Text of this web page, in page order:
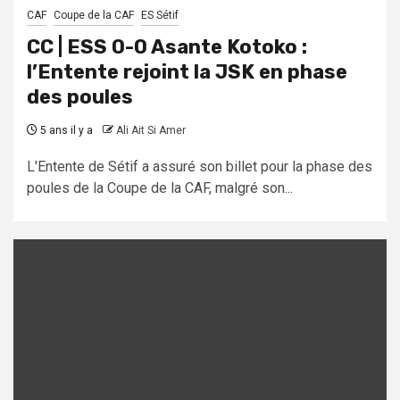
CAF Coupe de la CAF ES Sétif
CC | ESS 0-0 Asante Kotoko :
l’Entente rejoint la JSK en phase
des poules
5 ans il y a Ali Ait Si Amer
L'Entente de Sétif a assuré son billet pour la phase des
poules de la Coupe de la CAF, malgré son...